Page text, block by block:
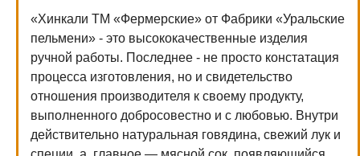
«Хинкали ТМ «Фермерские» от Фабрики «Уральские
пельмени» - это высококачественные изделия
ручной работы. Последнее - не просто констатация
процесса изготовления, но и свидетельство
отношения производителя к своему продукту,
выполненного добросовестно и с любовью. Внутри
действительно натуральная говядина, свежий лук и